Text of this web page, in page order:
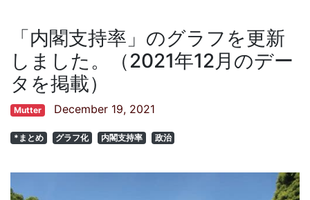
「内閣支持率」のグラフを更新
しました。（2021年12月のデー
タを掲載）
Mutter December 19, 2021
*まとめ グラフ化 内閣支持率 政治